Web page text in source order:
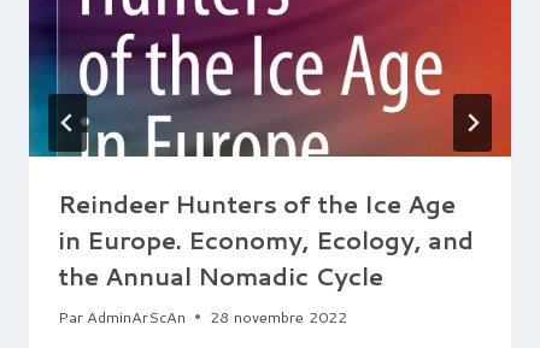
Reindeer Hunters of the Ice Age
in Europe. Economy, Ecology, and
the Annual Nomadic Cycle
Par AdminArScAn 28 novembre 2022